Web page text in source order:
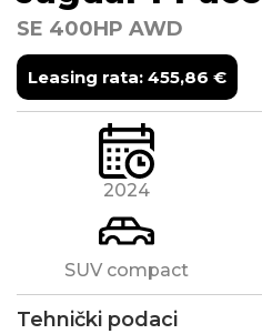
SE 400HP AWD
Leasing rata: 455,86 €
2024
SUV compact
Tehnički podaci